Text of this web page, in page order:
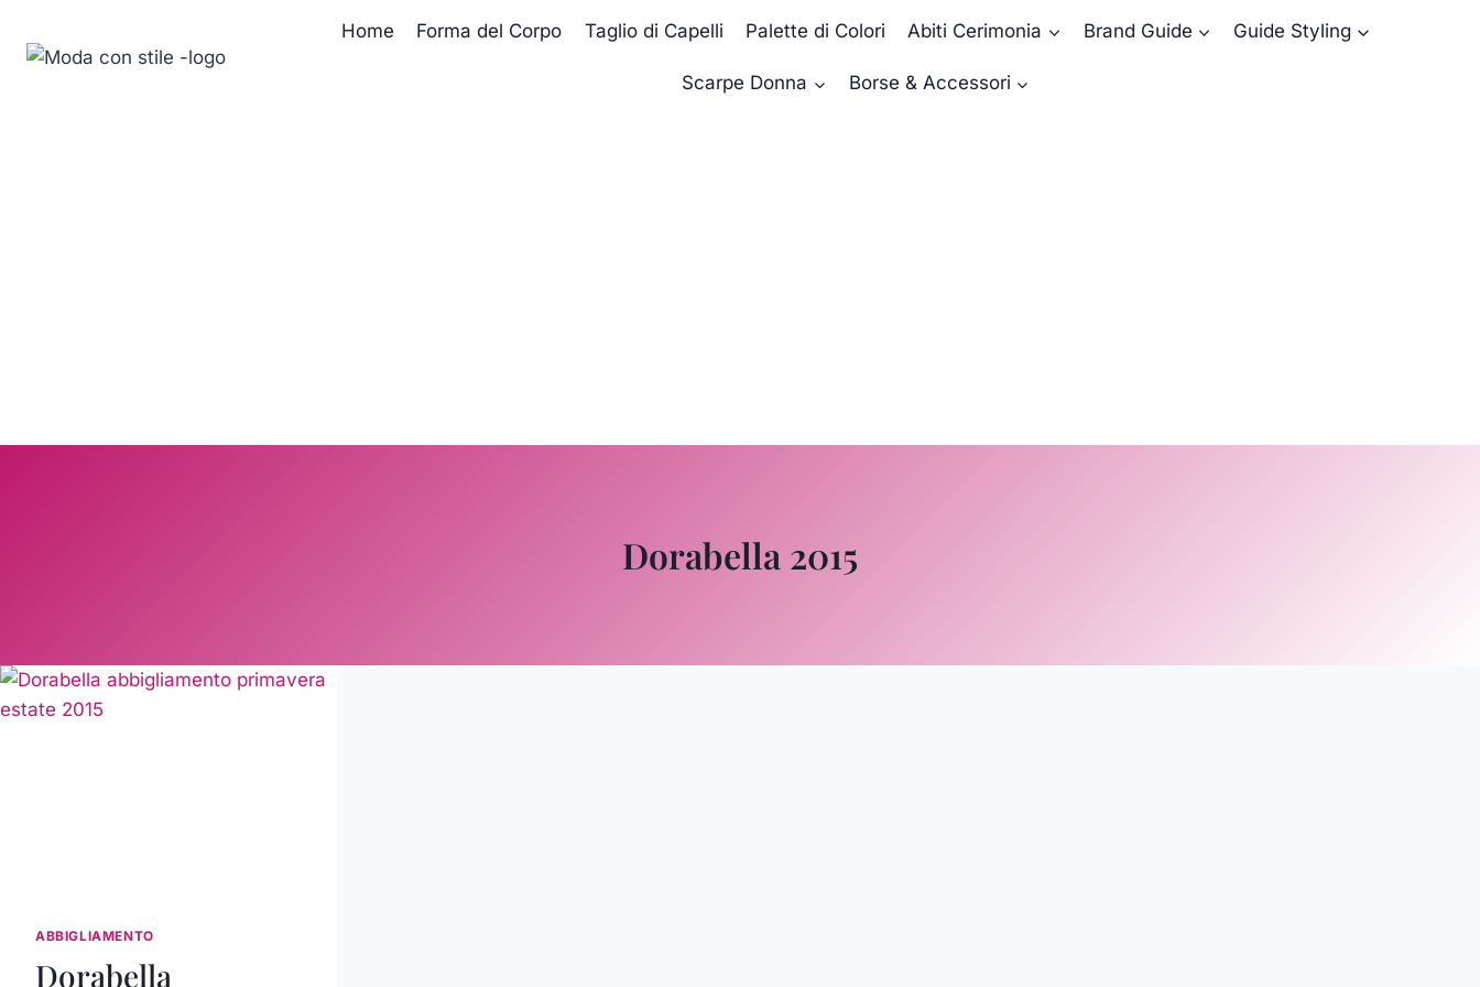
Home Forma del Corpo Taglio di Capelli Palette di Colori Abiti Cerimonia Brand Guide Guide Styling
Scarpe Donna Borse & Accessori
Dorabella 2015
ABBIGLIAMENTO
Dorabella